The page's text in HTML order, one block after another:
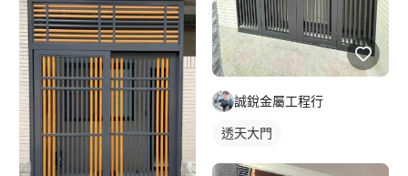
誠銳金屬工程行
透天大門